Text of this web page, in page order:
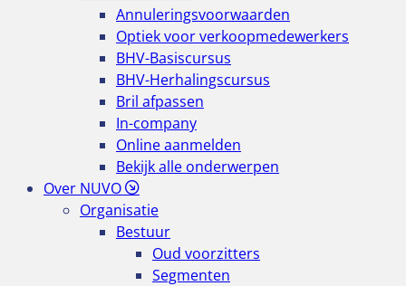
Annuleringsvoorwaarden
Optiek voor verkoopmedewerkers
BHV-Basiscursus
BHV-Herhalingscursus
Bril afpassen
In-company
Online aanmelden
Bekijk alle onderwerpen
Over NUVO
Organisatie
Bestuur
Oud voorzitters
Segmenten